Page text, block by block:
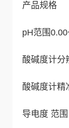
产品规格
pH范围
酸碱度计分
酸碱度计精
导电度 范